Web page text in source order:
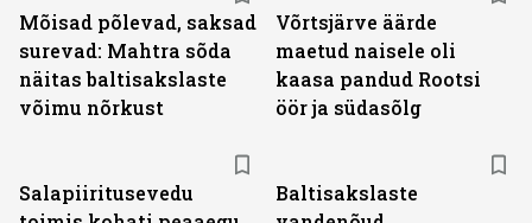
Mõisad põlevad, saksad
surevad: Mahtra sõda
näitas baltisakslaste
võimu nõrkust
Võrtsjärve äärde
maetud naisele oli
kaasa pandud Rootsi
öör ja südasõlg
Salapiiritusevedu
Baltisakslaste